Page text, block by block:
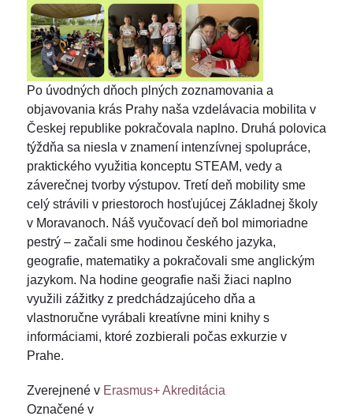
Po úvodných dňoch plných zoznamovania a
objavovania krás Prahy naša vzdelávacia mobilita v
Českej republike pokračovala naplno. Druhá polovica
týždňa sa niesla v znamení intenzívnej spolupráce,
praktického využitia konceptu STEAM, vedy a
záverečnej tvorby výstupov. Tretí deň mobility sme
celý strávili v priestoroch hosťujúcej Základnej školy
v Moravanoch. Náš vyučovací deň bol mimoriadne
pestrý – začali sme hodinou českého jazyka,
geografie, matematiky a pokračovali sme anglickým
jazykom. Na hodine geografie naši žiaci naplno
využili zážitky z predchádzajúceho dňa a
vlastnoručne vyrábali kreatívne mini knihy s
informáciami, ktoré zozbierali počas exkurzie v
Prahe.
Zverejnené v Erasmus+ Akreditácia
Označené v